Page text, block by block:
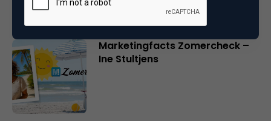
Marketingfacts Zomercheck –
Ine Stultjens